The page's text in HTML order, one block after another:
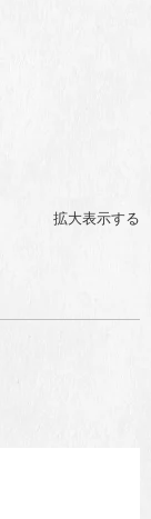
拡大表示する